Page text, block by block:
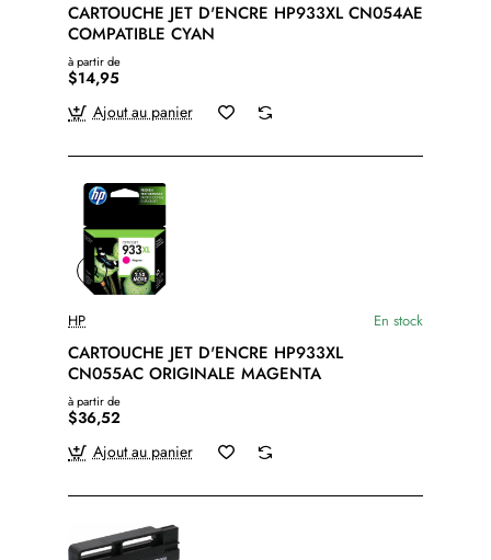
CARTOUCHE JET D'ENCRE HP933XL CN054AE
COMPATIBLE CYAN
à partir de
$14,95
Ajout au panier
HP En stock
CARTOUCHE JET D'ENCRE HP933XL
CN055AC ORIGINALE MAGENTA
à partir de
$36,52
Ajout au panier